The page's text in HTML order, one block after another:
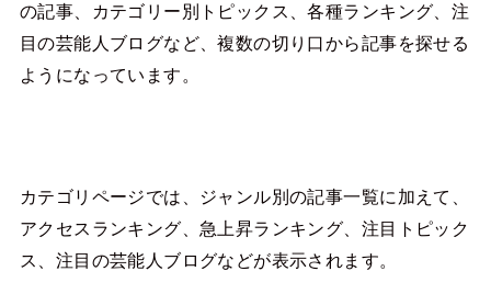
の記事、カテゴリー別トピックス、各種ランキング、注
目の芸能人ブログなど、複数の切り口から記事を探せる
ようになっています。
カテゴリページでは、ジャンル別の記事一覧に加えて、
アクセスランキング、急上昇ランキング、注目トピック
ス、注目の芸能人ブログなどが表示されます。